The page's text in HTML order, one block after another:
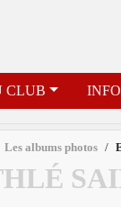
CLUB
Les albums photos